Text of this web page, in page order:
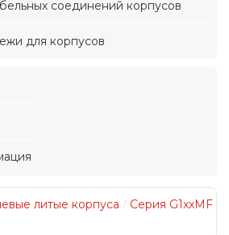
соединений корпусов
для корпусов
литые корпуса
Серия G1xxMF